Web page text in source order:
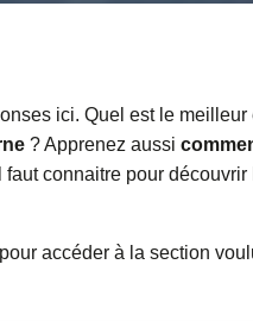
ici. Quel est le meilleur
? Apprenez aussi
faut connaitre pour découvrir
accéder à la section